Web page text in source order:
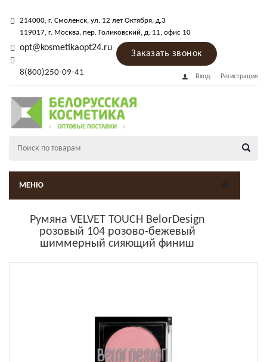
214000, г. Смоленск, ул. 12 лет Октября, д.3
119017, г. Москва, пер. Голиковский, д. 11, офис 10
opt@kosmetikaopt24.ru
8(800)250-09-41
Заказать звонок
Вход Регистрация
МЕНЮ
Румяна VELVET TOUCH BelorDesign
розовый 104 розово-бежевый
шиммерный сияющий финиш